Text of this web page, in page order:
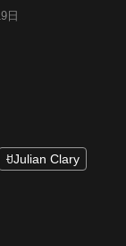
日
ꀀJulian Clary